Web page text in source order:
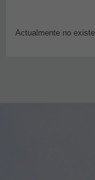
Actualmente no